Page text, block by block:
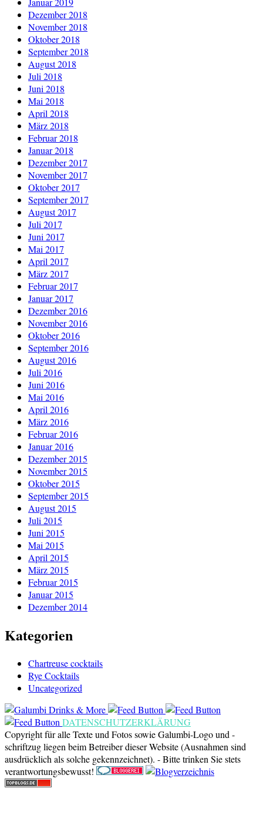
Dezember 2018
November 2018
Oktober 2018
September 2018
August 2018
Juli 2018
Juni 2018
Mai 2018
April 2018
März 2018
Februar 2018
Januar 2018
Dezember 2017
November 2017
Oktober 2017
September 2017
August 2017
Juli 2017
Juni 2017
Mai 2017
April 2017
März 2017
Februar 2017
Januar 2017
Dezember 2016
November 2016
Oktober 2016
September 2016
August 2016
Juli 2016
Juni 2016
Mai 2016
April 2016
März 2016
Februar 2016
Januar 2016
Dezember 2015
November 2015
Oktober 2015
September 2015
August 2015
Juli 2015
Juni 2015
Mai 2015
April 2015
März 2015
Februar 2015
Januar 2015
Dezember 2014
Kategorien
Chartreuse cocktails
Rye Cocktails
Uncategorized
DATENSCHUTZERKLÄRUNG
Copyright für alle Texte und Fotos sowie Galumbi-Logo und -
schriftzug liegen beim Betreiber dieser Website (Ausnahmen sind
ausdrücklich als solche gekennzeichnet). - Bitte trinken Sie stets
verantwortungsbewusst!